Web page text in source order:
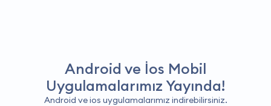
Android ve İos Mobil
Uygulamalarımız Yayında!
Android ve ios uygulamalarımız indirebilirsiniz.